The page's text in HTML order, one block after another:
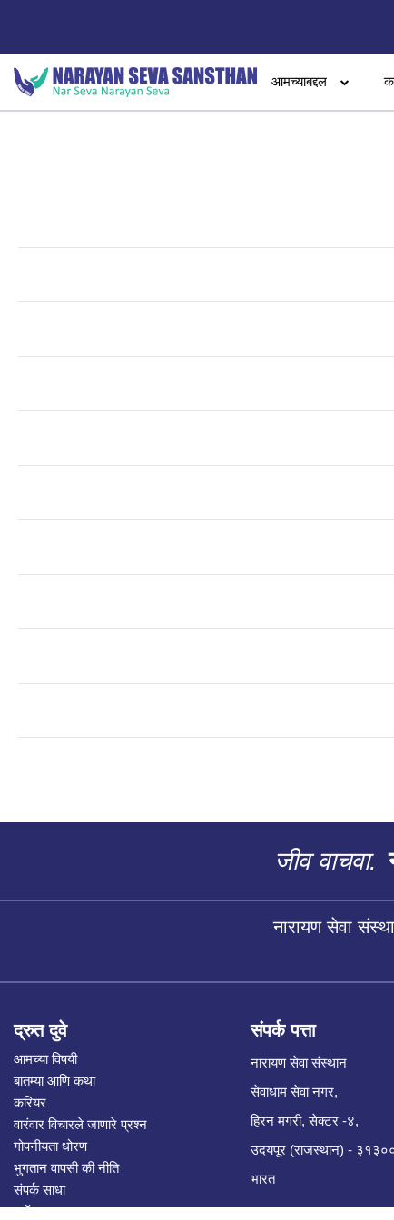
आमच्याबद्दल
जीव वाचवा.
नारायण सेवा
द्रुत दुवे
आमच्या विषयी
बातम्या आणि कथा
करियर
वारंवार विचारले जाणारे प्रश्न
गोपनीयता धोरण
भुगतान वापसी की नीति
संपर्क साधा
ब्लॉग
संपर्क पत्ता
नारायण सेवा संस्थान
सेवाधाम सेवा नगर,
हिरन मगरी, सेक्टर -४,
उदयपूर (राजस्थान) -
भारत